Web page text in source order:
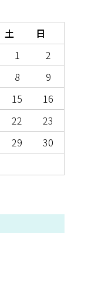
土
日
1
2
8
9
15
16
22
23
29
30